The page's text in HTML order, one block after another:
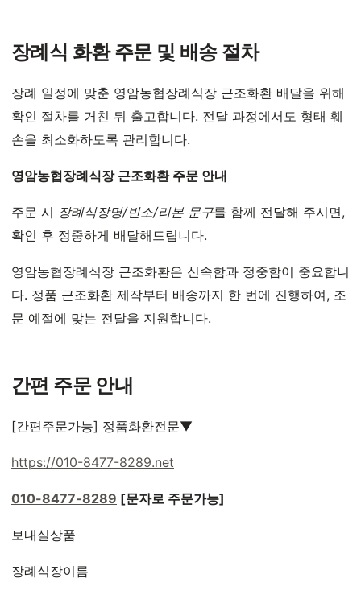
장례식 화환 주문 및 배송 절차
장례 일정에 맞춘 영암농협장례식장 근조화환 배달을 위해
확인 절차를 거친 뒤 출고합니다. 전달 과정에서도 형태 훼
손을 최소화하도록 관리합니다.
영암농협장례식장 근조화환 주문 안내
주문 시 장례식장명/빈소/리본 문구를 함께 전달해 주시면,
확인 후 정중하게 배달해드립니다.
영암농협장례식장 근조화환은 신속함과 정중함이 중요합니
다. 정품 근조화환 제작부터 배송까지 한 번에 진행하여, 조
문 예절에 맞는 전달을 지원합니다.
간편 주문 안내
[간편주문가능] 정품화환전문▼
https://010-8477-8289.net
010-8477-8289 [문자로 주문가능]
보내실상품
장례식장이름